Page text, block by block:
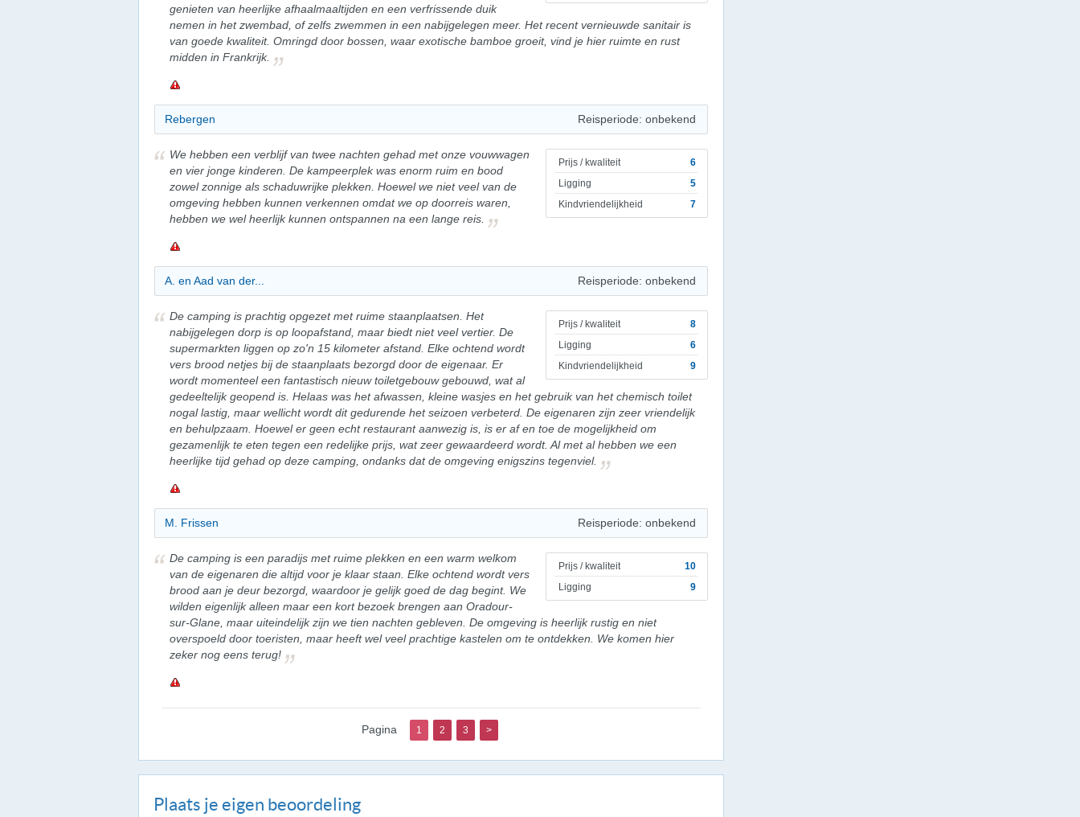
genieten van heerlijke afhaalmaaltijden en een verfrissende duik
nemen in het zwembad, of zelfs zwemmen in een nabijgelegen meer. Het recent vernieuwde sanitair is
van goede kwaliteit. Omringd door bossen, waar exotische bamboe groeit, vind je hier ruimte en rust
midden in Frankrijk.
Rebergen Reisperiode: onbekend
Prijs / kwaliteit
6
Ligging
5
Kindvriendelijkheid
7
We hebben een verblijf van twee nachten gehad met onze vouwwagen
en vier jonge kinderen. De kampeerplek was enorm ruim en bood
zowel zonnige als schaduwrijke plekken. Hoewel we niet veel van de
omgeving hebben kunnen verkennen omdat we op doorreis waren,
hebben we wel heerlijk kunnen ontspannen na een lange reis.
A. en Aad van der... Reisperiode: onbekend
Prijs / kwaliteit
8
Ligging
6
Kindvriendelijkheid
9
De camping is prachtig opgezet met ruime staanplaatsen. Het
nabijgelegen dorp is op loopafstand, maar biedt niet veel vertier. De
supermarkten liggen op zo'n 15 kilometer afstand. Elke ochtend wordt
vers brood netjes bij de staanplaats bezorgd door de eigenaar. Er
wordt momenteel een fantastisch nieuw toiletgebouw gebouwd, wat al
gedeeltelijk geopend is. Helaas was het afwassen, kleine wasjes en het gebruik van het chemisch toilet
nogal lastig, maar wellicht wordt dit gedurende het seizoen verbeterd. De eigenaren zijn zeer vriendelijk
en behulpzaam. Hoewel er geen echt restaurant aanwezig is, is er af en toe de mogelijkheid om
gezamenlijk te eten tegen een redelijke prijs, wat zeer gewaardeerd wordt. Al met al hebben we een
heerlijke tijd gehad op deze camping, ondanks dat de omgeving enigszins tegenviel.
M. Frissen Reisperiode: onbekend
Prijs / kwaliteit
10
Ligging
9
De camping is een paradijs met ruime plekken en een warm welkom
van de eigenaren die altijd voor je klaar staan. Elke ochtend wordt vers
brood aan je deur bezorgd, waardoor je gelijk goed de dag begint. We
wilden eigenlijk alleen maar een kort bezoek brengen aan Oradour-
sur-Glane, maar uiteindelijk zijn we tien nachten gebleven. De omgeving is heerlijk rustig en niet
overspoeld door toeristen, maar heeft wel veel prachtige kastelen om te ontdekken. We komen hier
zeker nog eens terug!
Pagina 1 2 3 >
Plaats je eigen beoordeling